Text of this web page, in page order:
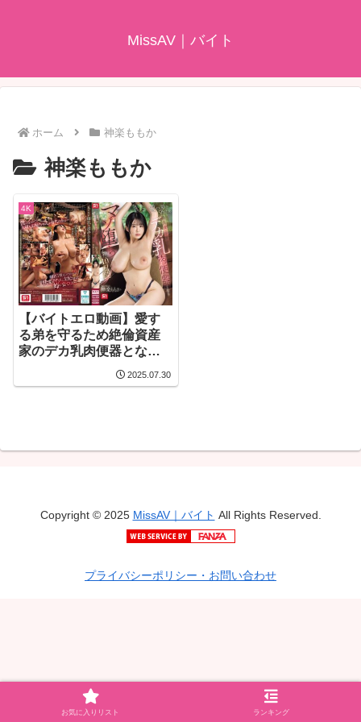
MissAV｜バイト
ホーム 神楽ももか
神楽ももか
4K
【バイトエロ動画】愛す
る弟を守るため絶倫資産
家のデカ乳肉便器となり
マゾ堕ちした10日間 神楽
ももか
2025.07.30
Copyright © 2025 MissAV｜バイト All Rights Reserved.
プライバシーポリシー・お問い合わせ
お気に入りリスト ランキング